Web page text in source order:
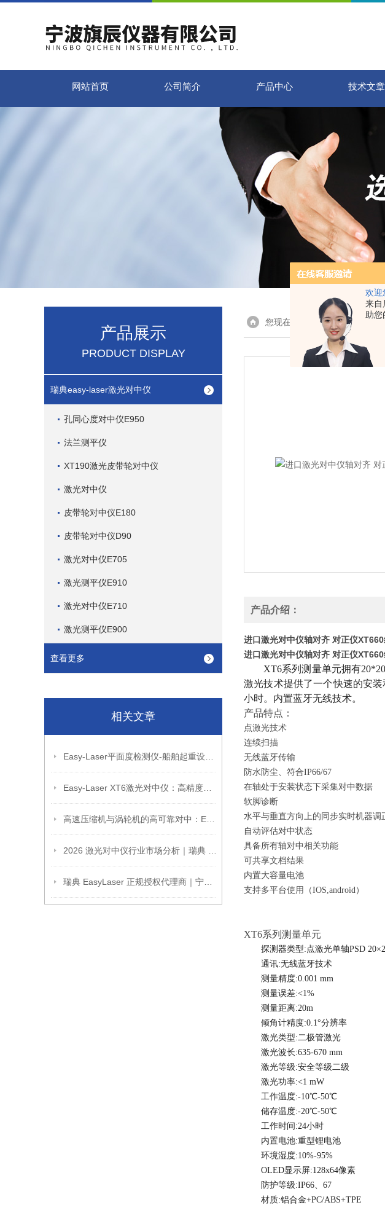
欢迎
来自
助您
网站首页 公司简介 产品中心 技术文章
产品展示
PRODUCT DISPLAY
瑞典easy-laser激光对中仪
孔同心度对中仪E950
法兰测平仪
XT190激光皮带轮对中仪
激光对中仪
皮带轮对中仪E180
皮带轮对中仪D90
激光对中仪E705
激光测平仪E910
激光对中仪E710
激光测平仪E900
查看更多
相关文章
您现在的位置：首页> 产品展
产品介绍：
进口激光对中仪轴对齐 对正仪
进口激光对中仪轴对齐 对正仪
XT6系列测量单元拥有
激光技术提供了一个快速的安
小时。内置蓝牙无线技术。
产品特点：
点激光技术
连续扫描
无线蓝牙传输
防水防尘、符合IP66/67
在轴处于安装状态下采集对中数据
软脚诊断
水平与垂直方向上的同步实时机器调
自动评估对中状态
具备所有轴对中相关功能
可共享文档结果
内置大容量电池
支持多平台使用（IOS,android）
XT6系列测量单元
探测器类型:点激光单轴PSD
通讯:无线蓝牙技术
测量精度:0.001 mm
测量误差:<1%
测量距离:20m
倾角计精度:0.1°分辨率
激光类型:二极管激光
激光波长:635-670 mm
激光等级:安全等级二级
激光功率:<1 mW
工作温度:-10℃-50℃
储存温度:-20℃-50℃
工作时间 :24小时
内置电池:重型锂电池
环境湿度:10%-95%
OLED显示屏:128x64像素
防护等级:IP66、67
材质:铝合金+PC/ABS+TPE